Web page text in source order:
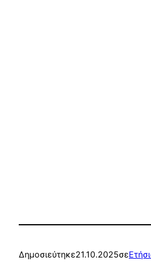
Δημοσιεύτηκε21.10.2025σε